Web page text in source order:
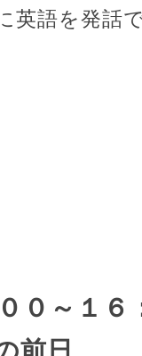
英語を発話
０～１６
前日